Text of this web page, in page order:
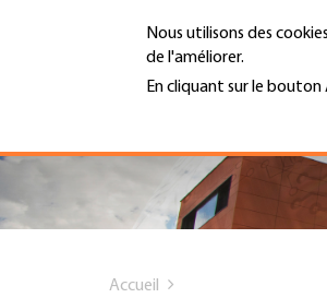
Nous utilisons des
de l'améliorer.
En cliquant sur le
Hauptnavigation
PORTRAIT
SERVICES
INFOTHÈQUE
MENU
Accueil